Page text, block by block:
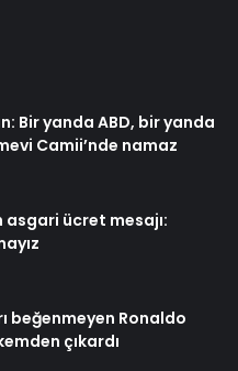
Bir yanda ABD, bir yanda
Camii’nde namaz
asgari ücret mesajı:
beğenmeyen Ronaldo
çıkardı